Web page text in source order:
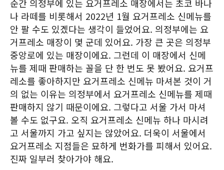
순간 의정부에 있는 요거프레소 매장에서는 초코 바나
나 라떼를 비롯해서 2022년 1월 요거프레소 신메뉴를
안 팔 수도 있겠다는 생각이 들었어요. 의정부에는 요
거프레소 매장이 몇 군데 있어요. 가장 큰 곳은 의정부
중앙로에 있는 매장이에요. 그런데 이 매장에서 신메
뉴를 제때 판매하는 꼴을 단 한 번도 못 봤어요. 요거프
레소를 좋아하지만 요거프레소 신메뉴 마셔본 것이 거
의 없는 이유는 의정부에서 요거프레소 신메뉴를 제때
판매하지 않기 때문이에요. 그렇다고 서울 가서 마셔
볼 수도 없구요. 오직 요거프레소 신메뉴 하나 마시려
고 서울까지 가고 싶지는 않았어요. 더욱이 서울에서
요거프레소 지점들은 묘하게 번화가를 피해서 있어요.
진짜 일부러 찾아가야 해요.